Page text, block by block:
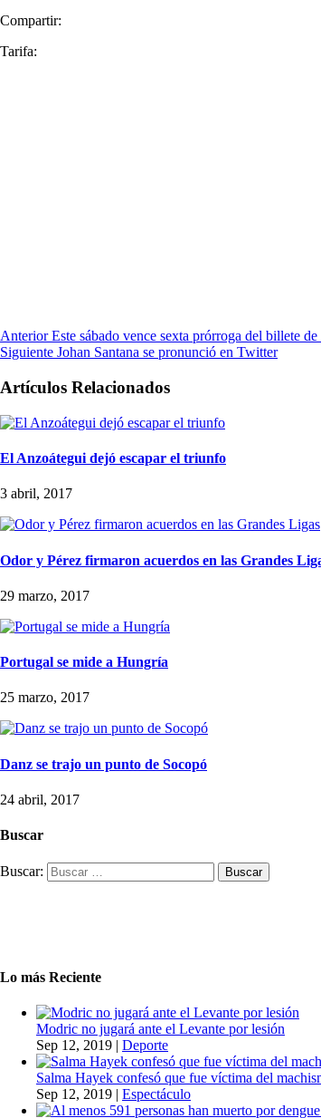
Compartir:
Tarifa:
Anterior Este sábado vence sexta prórroga del billete
Siguiente Johan Santana se pronunció en Twitter
Artículos Relacionados
El Anzoátegui dejó escapar el triunfo
3 abril, 2017
Odor y Pérez firmaron acuerdos en las Grandes
29 marzo, 2017
Portugal se mide a Hungría
25 marzo, 2017
Danz se trajo un punto de Socopó
24 abril, 2017
Buscar
Buscar:
Lo más Reciente
Modric no jugará ante el Levante por lesión
Sep 12, 2019 | Deporte
Salma Hayek confesó que fue víctima del
Sep 12, 2019 | Espectáculo